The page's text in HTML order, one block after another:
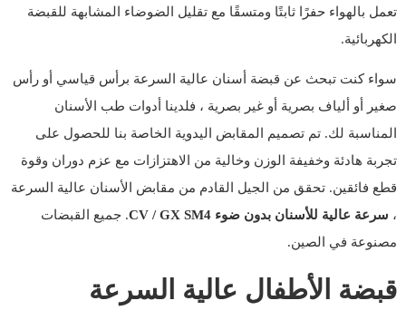
تعمل بالهواء حفرًا ثابتًا ومتسقًا مع تقليل الضوضاء المشابهة للقبضة
الكهربائية.
سواء كنت تبحث عن قبضة أسنان عالية السرعة برأس قياسي أو رأس
صغير أو ألياف بصرية أو غير بصرية ، فلدينا أدوات طب الأسنان
المناسبة لك. تم تصميم المقابض اليدوية الخاصة بنا للحصول على
تجربة هادئة وخفيفة الوزن وخالية من الاهتزازات مع عزم دوران وقوة
قطع فائقين. تحقق من الجيل القادم من مقابض الأسنان عالية السرعة
، سرعة عالية للأسنان بدون ضوء CV / GX SM4
. جميع القبضات
مصنوعة في الصين.
قبضة الأطفال عالية السرعة